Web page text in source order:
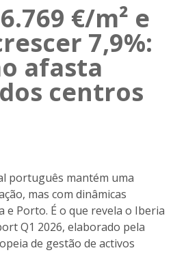
€/m² e
7,9%:
afasta
centros
português mantém uma
mas com dinâmicas
Porto. É o que revela o Iberia
Q1 2026, elaborado pela
de gestão de activos